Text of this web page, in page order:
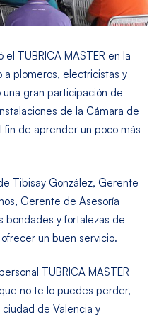
TUBRICA MASTER en la
plomeros, electricistas y
gran participación de
de la Cámara de
fin de aprender un poco más
Tibisay González, Gerente
Gerente de Asesoría
bondades y fortalezas de
un buen servicio.
TUBRICA MASTER
no te lo puedes perder,
de Valencia y